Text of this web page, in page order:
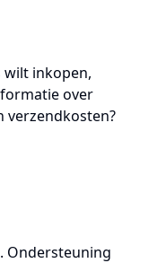
inkopen,
over
verzendkosten?
Ondersteuning